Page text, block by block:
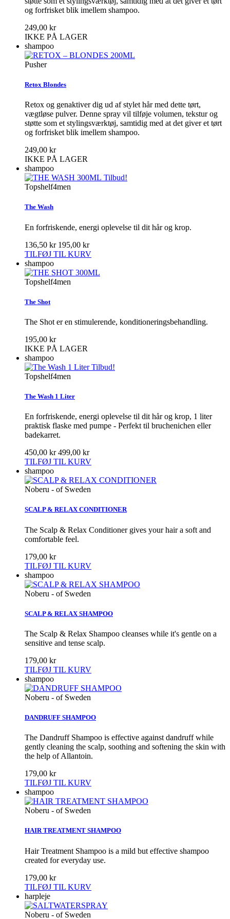
og forfrisket blik imellem shampoo.
249,00 kr
IKKE PÅ LAGER
shampoo
Pusher
Retox Blondes
Retox og genaktiver dig ud af stylet hår med dette tørt,
vægtløse pulver. Denne spray vil tilføje volumen, tekstur og
støtte som et stylingsværktøj, samtidig med at det giver et tørt
og forfrisket blik imellem shampoo.
249,00 kr
IKKE PÅ LAGER
shampoo
Tilbud!
Topshelf4men
The Wash
En forfriskende, energi oplevelse til dit hår og krop.
136,50 kr 195,00 kr
TILFØJ TIL KURV
shampoo
Topshelf4men
The Shot
The Shot er en stimulerende, konditioneringsbehandling.
195,00 kr
IKKE PÅ LAGER
shampoo
Tilbud!
Topshelf4men
The Wash 1 Liter
En forfriskende, energi oplevelse til dit hår og krop, 1 liter
praktisk flaske med pumpe - Perfekt til bruchenichen eller
badekarret.
450,00 kr499,00 kr
TILFØJ TIL KURV
shampoo
Noberu - of Sweden
SCALP & RELAX CONDITIONER
The Scalp & Relax Conditioner gives your hair a soft and
comfortable feel.
179,00 kr
TILFØJ TIL KURV
shampoo
Noberu - of Sweden
SCALP & RELAX SHAMPOO
The Scalp & Relax Shampoo cleanses while it's gentle on a
sensitive and tense scalp.
179,00 kr
TILFØJ TIL KURV
shampoo
Noberu - of Sweden
DANDRUFF SHAMPOO
The Dandruff Shampoo is effective against dandruff while
gently cleaning the scalp, soothing and softening the skin with
the help of Allantoin.
179,00 kr
TILFØJ TIL KURV
shampoo
Noberu - of Sweden
HAIR TREATMENT SHAMPOO
Hair Treatment Shampoo is a mild but effective shampoo
created for everyday use.
179,00 kr
TILFØJ TIL KURV
harpleje
Noberu - of Sweden